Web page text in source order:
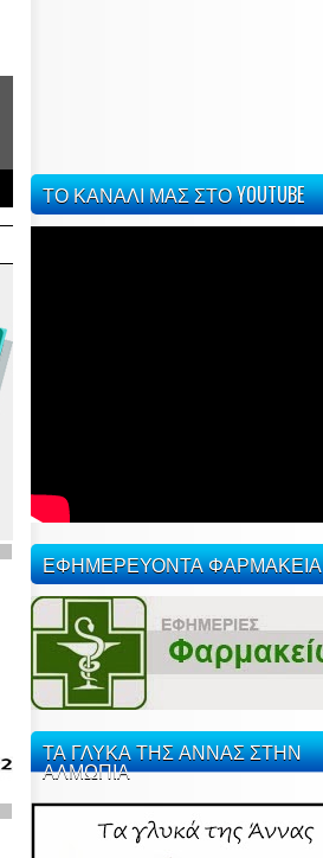
ΤΟ ΚΑΝΑΛΙ ΜΑΣ ΣΤΟ YOUTUBE
ΕΦΗΜΕΡΕΥΟΝΤΑ ΦΑΡΜΑΚΕΙΑ
ΤΑ ΓΛΥΚΑ ΤΗΣ ΑΝΝΑΣ ΣΤΗΝ
ΑΛΜΩΠΙΑ